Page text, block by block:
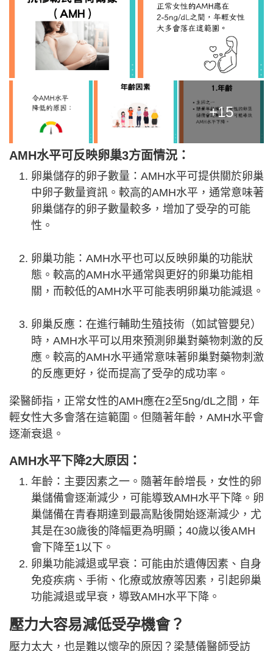
+15
AMH水平可反映卵巢3方面情況：
卵巢儲存的卵子數量：AMH水平可提供關於卵巢
中卵子數量資訊。較高的AMH水平，通常意味著
卵巢儲存的卵子數量較多，增加了受孕的可能
性。
卵巢功能：AMH水平也可以反映卵巢的功能狀
態。較高的AMH水平通常與更好的卵巢功能相
關，而較低的AMH水平可能表明卵巢功能減退。
卵巢反應：在進行輔助生殖技術（如試管嬰兒）
時，AMH水平可以用來預測卵巢對藥物刺激的反
應。較高的AMH水平通常意味著卵巢對藥物刺激
的反應更好，從而提高了受孕的成功率。
梁醫師指，正常女性的AMH應在2至5ng/dL之間，年
輕女性大多會落在這範圍。但隨著年齡，AMH水平會
逐漸衰退。
AMH水平下降2大原因：
年齡：主要因素之一。隨著年齡增長，女性的卵
巢儲備會逐漸減少，可能導致AMH水平下降。卵
巢儲備在青春期達到最高點後開始逐漸減少，尤
其是在30歲後的降幅更為明顯；40歲以後AMH
會下降至1以下。
卵巢功能減退或早衰：可能由於遺傳因素、自身
免疫疾病、手術、化療或放療等因素，引起卵巢
功能減退或早衰，導致AMH水平下降。
壓力大容易減低受孕機會？
壓力太大，也是難以懷孕的原因？梁慧儀醫師受訪